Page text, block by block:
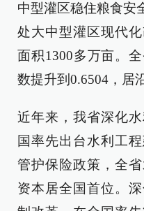
中型灌区稳住粮食安
处大中型灌区现代
面积1300多万亩。
数提升到0.6504，居
近年来，我省深化
国率先出台水利工
管护保险政策，全
资本居全国首位。